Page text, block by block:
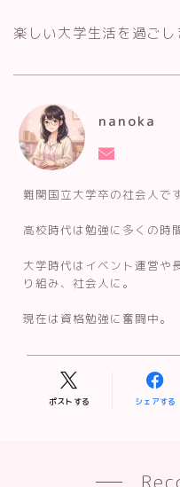
楽しい大学生活を過ごし
nanoka
難関国立大学卒の社会人で
高校時代は勉強に多くの時
大学時代はイベント運営や
り組み、社会人に。
現在は資格勉強に奮闘中。
ポストする シェアする